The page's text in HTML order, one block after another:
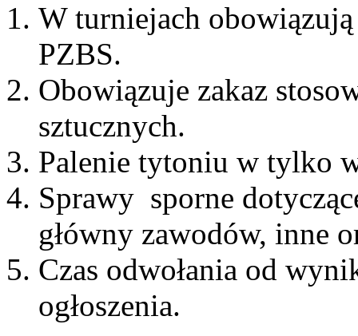
W turniejach
PZBS.
Obowiązuje zakaz
sztucznych.
Palenie tytoniu w tylko
Sprawy sporne
główny zawodów, inne
Czas odwołania od
ogłoszenia.